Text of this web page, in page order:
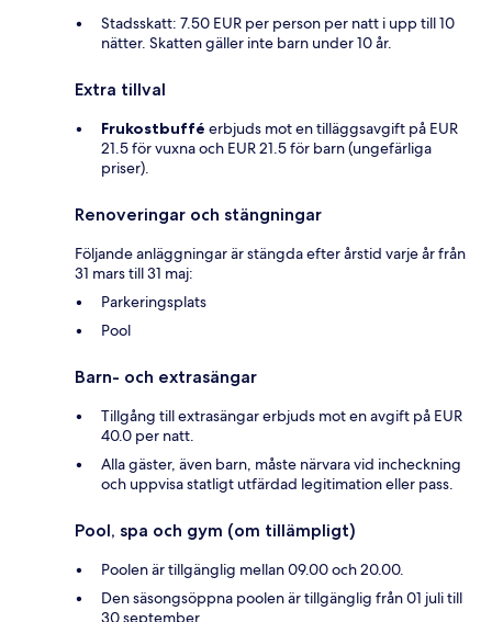
Stadsskatt: 7.50 EUR per person per natt i upp till 10
nätter. Skatten gäller inte barn under 10 år.
Extra tillval
Frukostbuffé erbjuds mot en tilläggsavgift på EUR
21.5 för vuxna och EUR 21.5 för barn (ungefärliga
priser).
Renoveringar och stängningar
Följande anläggningar är stängda efter årstid varje år från
31 mars till 31 maj:
Parkeringsplats
Pool
Barn- och extrasängar
Tillgång till extrasängar erbjuds mot en avgift på EUR
40.0 per natt.
Alla gäster, även barn, måste närvara vid incheckning
och uppvisa statligt utfärdad legitimation eller pass.
Pool, spa och gym (om tillämpligt)
Poolen är tillgänglig mellan 09.00 och 20.00.
Den säsongsöppna poolen är tillgänglig från 01 juli till
30 september.